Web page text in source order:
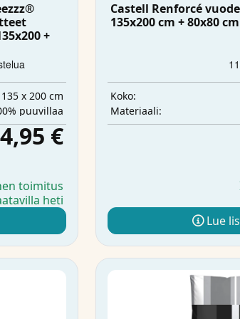
+
135 x 200 cm
puuvillaa
€
toimitus
heti
Castell Renforcé
135x200 cm + 80x80 cm
Koko:
Materiaali:
Lue